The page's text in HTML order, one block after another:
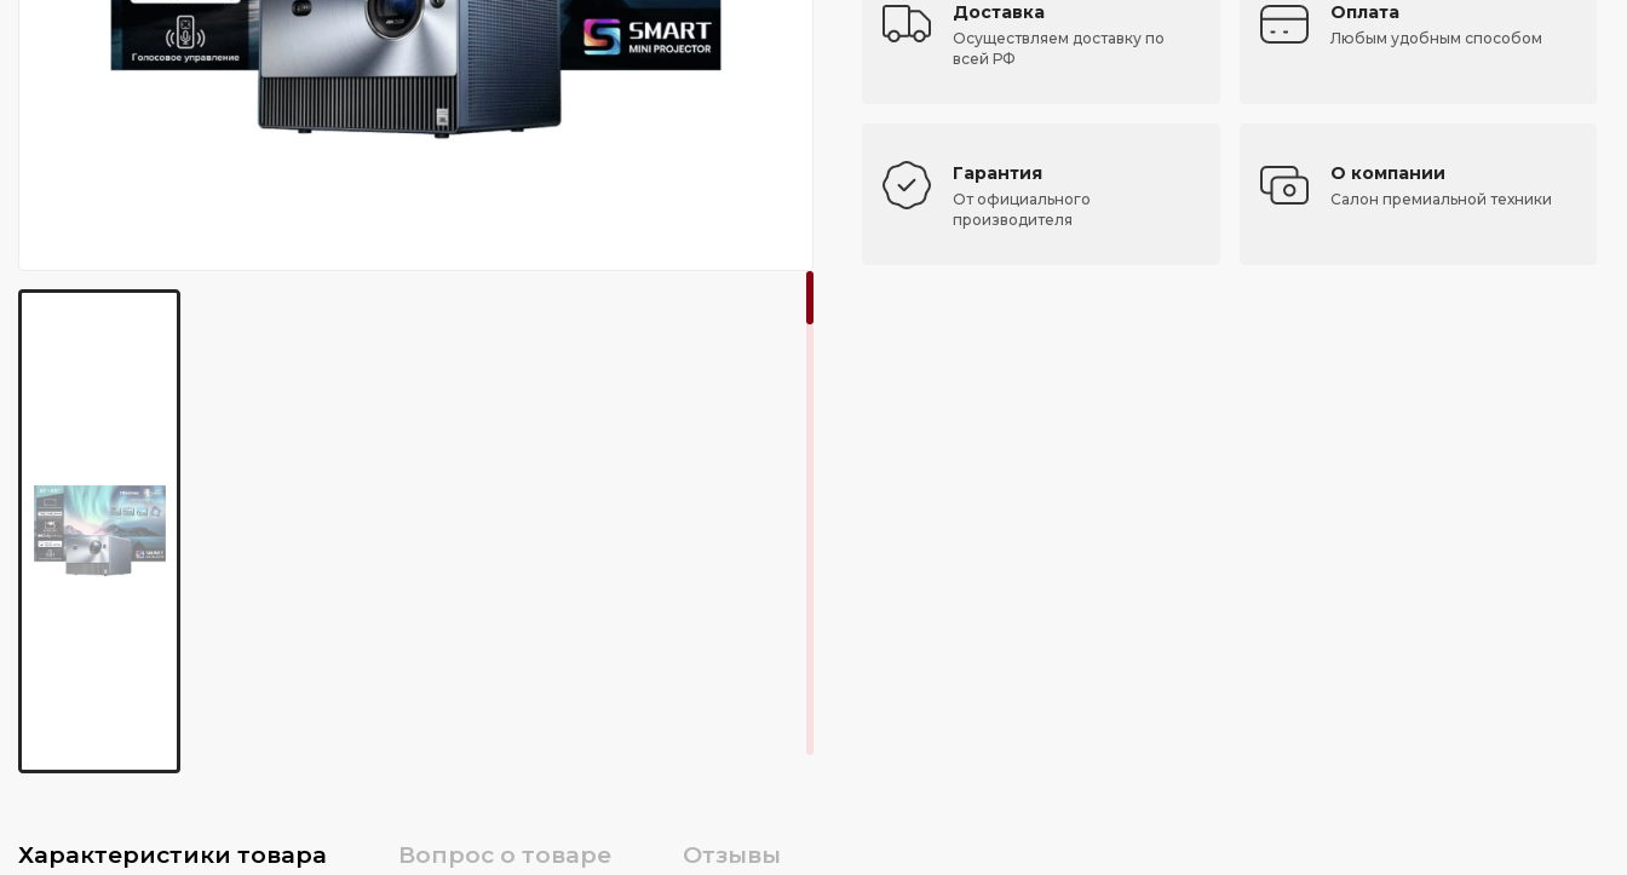
Доставка
Осуществляем доставку по
всей РФ
Оплата
Любым удобным способом
Гарантия
От официального
производителя
О компании
Салон премиальной техники
Характеристики товара Вопрос о товаре Отзывы